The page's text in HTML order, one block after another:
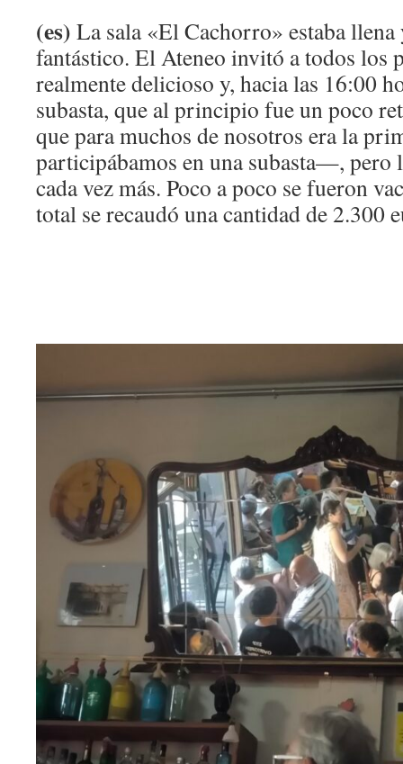
(es) La sala «El Cachorro» estaba
fantástico. El Ateneo invitó a todos los
realmente delicioso y, hacia las 16:00
subasta, que al principio fue un poco
que para muchos de nosotros era la
participábamos en una subasta—, pero
cada vez más. Poco a poco se fueron
total se recaudó una cantidad de 2.300